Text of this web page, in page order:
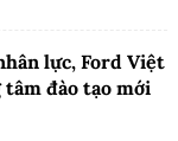
lực, Ford Việt
đào tạo mới